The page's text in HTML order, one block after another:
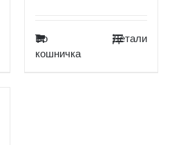
Во
кошничка
Детали